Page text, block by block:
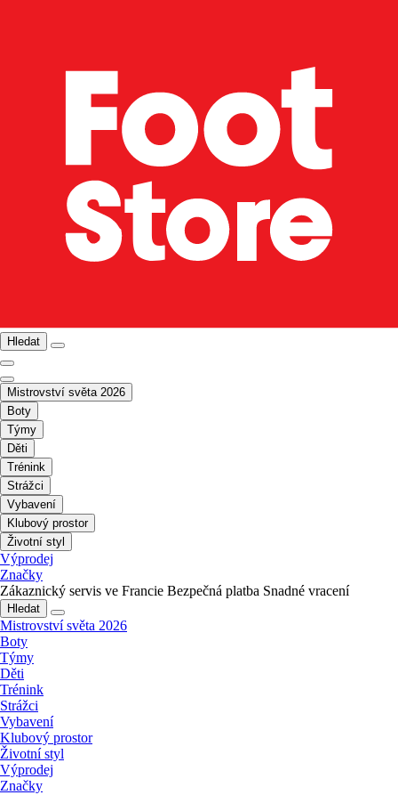
Hledat
Mistrovství světa 2026
Boty
Týmy
Děti
Trénink
Strážci
Vybavení
Klubový prostor
Životní styl
Výprodej
Značky
Zákaznický servis ve Francie Bezpečná platba Snadné vracení
Hledat
Mistrovství světa 2026
Boty
Týmy
Děti
Trénink
Strážci
Vybavení
Klubový prostor
Životní styl
Výprodej
Značky